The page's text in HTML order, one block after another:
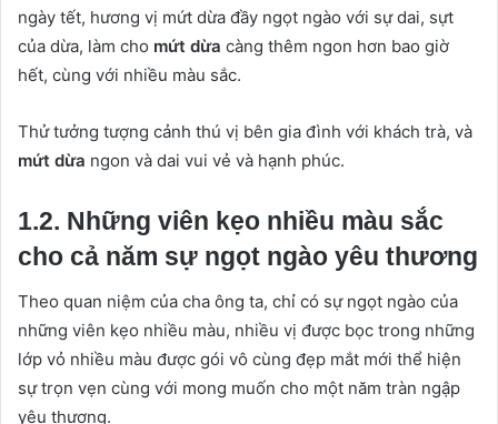
ngày tết, hương vị mứt dừa đầy ngọt ngào với sự dai, sựt
của dừa, làm cho mứt dừa càng thêm ngon hơn bao giờ
hết, cùng với nhiều màu sắc.
Thử tưởng tượng cảnh thú vị bên gia đình với khách trà, và
mứt dừa ngon và dai vui vẻ và hạnh phúc.
1.2. Những viên kẹo nhiều màu sắc
cho cả năm sự ngọt ngào yêu thương
Theo quan niệm của cha ông ta, chỉ có sự ngọt ngào của
những viên kẹo nhiều màu, nhiều vị được bọc trong những
lớp vỏ nhiều màu được gói vô cùng đẹp mắt mới thể hiện
sự trọn vẹn cùng với mong muốn cho một năm tràn ngập
yêu thương.